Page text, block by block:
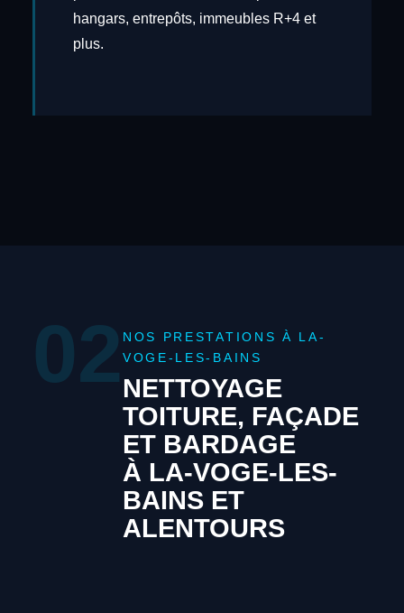
hangars, entrepôts, immeubles R+4 et
plus.
02 NOS PRESTATIONS À LA-
VOGE-LES-BAINS
NETTOYAGE
TOITURE, FAÇADE
ET BARDAGE
À LA-VOGE-LES-
BAINS ET
ALENTOURS